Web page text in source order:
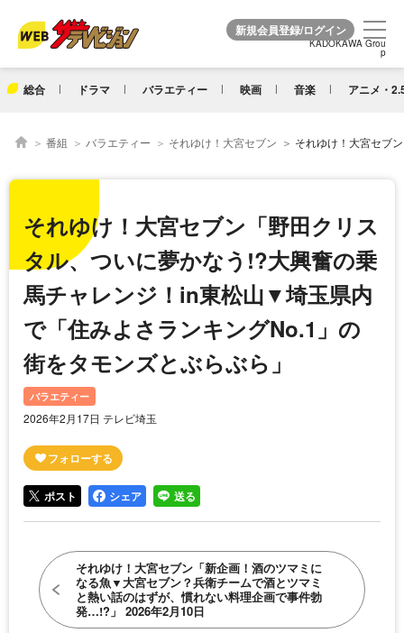
KADOKAWA Grou
p
総合 ドラマ バラエティー 映画 音楽 アニメ・
KADOKAWA Grou
p
番組 バラエティー それゆけ！大宮セブン それゆけ！大宮セブン「野田クリスタル、ついに夢かなう!?大興奮の乗
それゆけ！大宮セブン「野田クリス
タル、ついに夢かなう!?大興奮の乗
馬チャレンジ！in東松山▼埼玉県内
で「住みよさランキングNo.1」の
街をタモンズとぶらぶら」
バラエティー
2026年2月17日 テレビ埼玉
ポスト シェア 送る
それゆけ！大宮セブン「新企画！酒のツマミに
なる魚▼大宮セブン？兵衛チームで酒とツマミ
と熱い話のはずが、慣れない料理企画で事件勃
発…!?」 2026年2月10日